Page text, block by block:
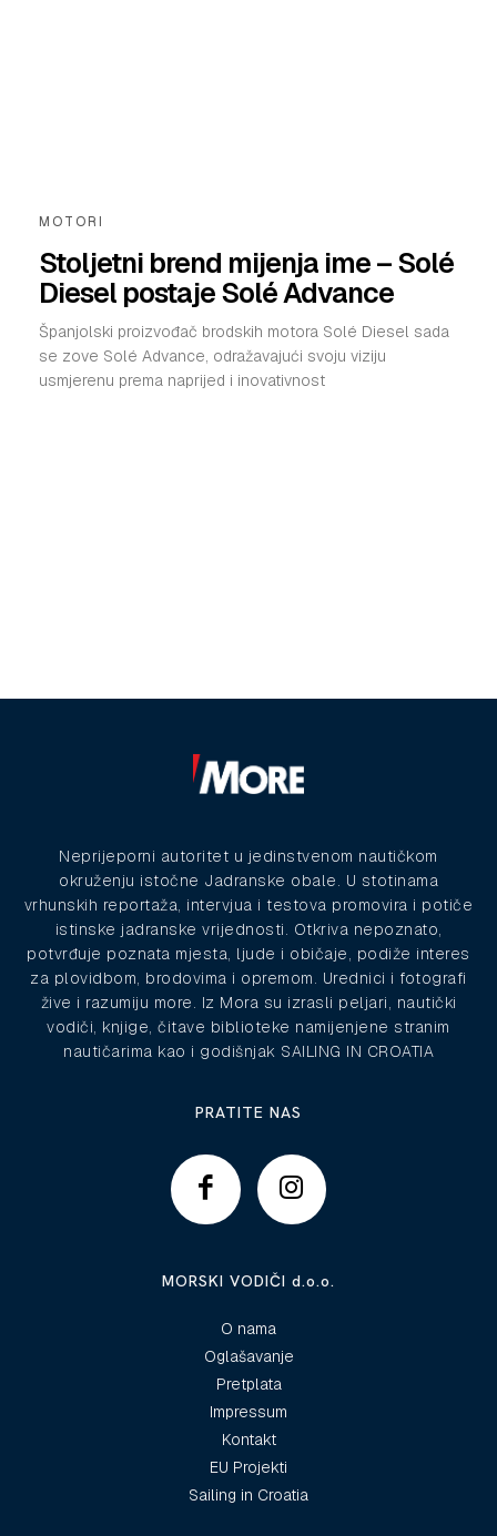
MOTORI
Stoljetni brend mijenja ime – Solé
Diesel postaje Solé Advance
Španjolski proizvođač brodskih motora Solé Diesel sada
se zove Solé Advance, odražavajući svoju viziju
usmjerenu prema naprijed i inovativnost
Neprijeporni autoritet u jedinstvenom nautičkom
okruženju istočne Jadranske obale. U stotinama
vrhunskih reportaža, intervjua i testova promovira i potiče
istinske jadranske vrijednosti. Otkriva nepoznato,
potvrđuje poznata mjesta, ljude i običaje, podiže interes
za plovidbom, brodovima i opremom. Urednici i fotografi
žive i razumiju more. Iz Mora su izrasli peljari, nautički
vodiči, knjige, čitave biblioteke namijenjene stranim
nautičarima kao i godišnjak SAILING IN CROATIA
PRATITE NAS
MORSKI VODIČI d.o.o.
O nama
Oglašavanje
Pretplata
Impressum
Kontakt
EU Projekti
Sailing in Croatia